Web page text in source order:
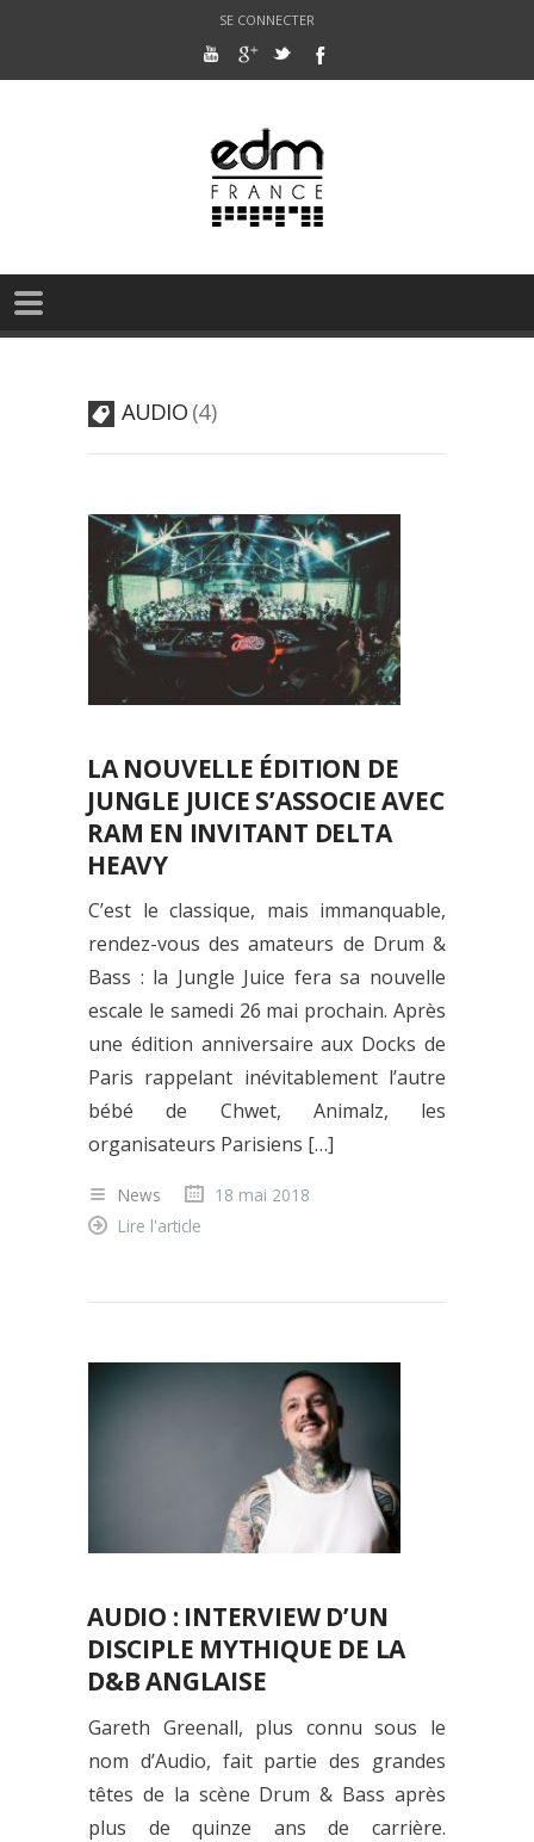
SE CONNECTER
AUDIO 4
LA NOUVELLE ÉDITION DE
JUNGLE JUICE S’ASSOCIE AVEC
RAM EN INVITANT DELTA
HEAVY
C’est le classique, mais immanquable,
rendez-vous des amateurs de Drum &
Bass : la Jungle Juice fera sa nouvelle
escale le samedi 26 mai prochain. Après
une édition anniversaire aux Docks de
Paris rappelant inévitablement l’autre
bébé de Chwet, Animalz, les
organisateurs Parisiens […]
News
18 mai 2018
Lire l'article
AUDIO : INTERVIEW D’UN
DISCIPLE MYTHIQUE DE LA
D&B ANGLAISE
Gareth Greenall, plus connu sous le
nom d’Audio, fait partie des grandes
têtes de la scène Drum & Bass après
plus de quinze ans de carrière.